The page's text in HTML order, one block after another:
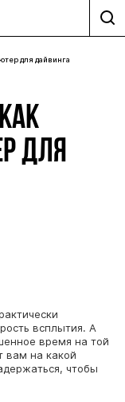
для дайвинга
ДЛЯ
всплытия. А
время на той
вам на какой
чтобы